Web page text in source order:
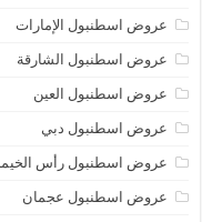
عروض اسطنبول الإمارات
عروض اسطنبول الشارقة
عروض اسطنبول العين
عروض اسطنبول دبي
عروض اسطنبول رأس
عروض اسطنبول عجمان